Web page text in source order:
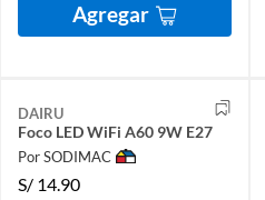
Agregar
DAIRU
Foco LED WiFi A60 9W E27
Por SODIMAC
S/ 14.90